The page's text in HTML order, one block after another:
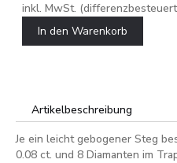
inkl. MwSt.
In den Warenkorb
Artikelbeschreibung
Je ein leicht gebogener Steg
0.08 ct. und 8 Diamanten im